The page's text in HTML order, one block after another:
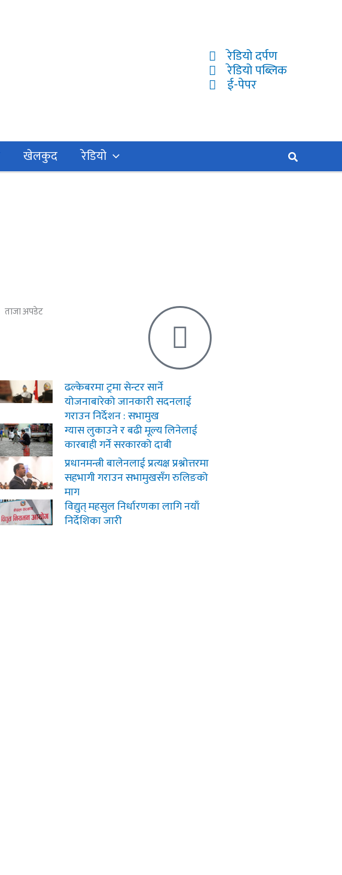
रेडियो दर्पण
रेडियो पब्लिक
ई-पेपर
खेलकुद रेडियो Search
ताजा अपडेट
ढल्केबरमा ट्रमा सेन्टर सार्ने
योजनाबारेको जानकारी सदनलाई
‍गराउन निर्देशन : सभामुख
ग्यास लुकाउने र बढी मूल्य लिनेलाई
कारबाही गर्ने सरकारको दाबी
प्रधानमन्त्री बालेनलाई प्रत्यक्ष प्रश्नोत्तरमा
सहभागी गराउन सभामुखसँग रुलिङको
माग
विद्युत् महसुल निर्धारणका लागि नयाँ
निर्देशिका जारी